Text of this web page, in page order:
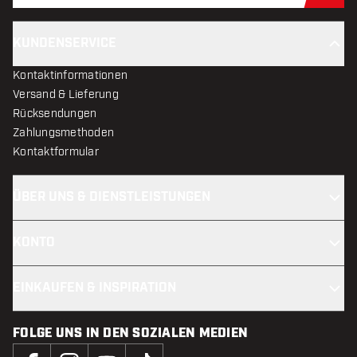
Kontaktinformationen
Versand & Lieferung
Rücksendungen
Zahlungsmethoden
Kontaktformular
FOLGE UNS IN DEN SOZIALEN MEDIEN